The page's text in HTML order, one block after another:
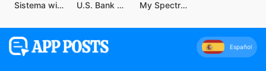
Sistema wifi doméstico eero U.S. Bank Mobile Banking My Spectrum
Español